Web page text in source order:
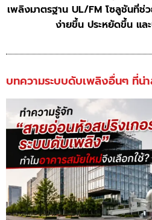
เพลิงมาตรฐาน UL/FM โซลูชันที่ช่
ง่ายขึ้น ประหยัดขึ้น แ
บทความระบบดับเพลิงอื่นๆ ที่น่า